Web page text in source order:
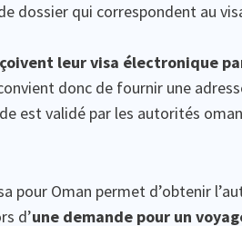
dossier qui correspondent au
leur visa électronique
donc de fournir une
est validé par les autorités
pour Oman permet d’obtenir
d’une demande pour un